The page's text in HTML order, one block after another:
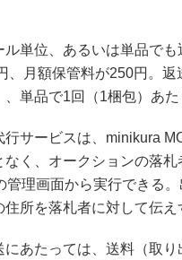
単位、あるいは単品でも
、月額保管料が250円。
単品で1回（1梱包）あた
サービスは、minikura
く、オークションの落
管理画面から実行できる
所を落札者に対して伝え
あたっては、送料（取り